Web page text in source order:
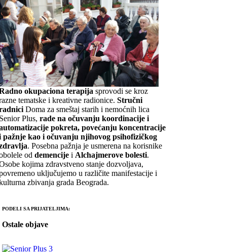
okupaciona terapija sprovodi se kroz
tematske i kreativne radionice. Stručni
Doma za smeštaj starih i nemoćnih lica
Plus, rade na očuvanju koordinacije i
pokreta, povećanju koncentracije
pažnje kao i očuvanju njihovog psihofizičkog
. Posebna pažnja je usmerena na korisnike
od demencijei Alchajmerove bolesti.
kojima zdravstveno stanje dozvoljava,
uključujemo u različite manifestacije i
zbivanja grada Beograda.
PODELI SA PRIJATELJIMA:
Ostale objave